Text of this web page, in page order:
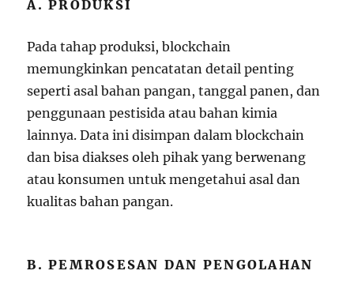
A. PRODUKSI
Pada tahap produksi, blockchain
memungkinkan pencatatan detail penting
seperti asal bahan pangan, tanggal panen, dan
penggunaan pestisida atau bahan kimia
lainnya. Data ini disimpan dalam blockchain
dan bisa diakses oleh pihak yang berwenang
atau konsumen untuk mengetahui asal dan
kualitas bahan pangan.
B. PEMROSESAN DAN PENGOLAHAN